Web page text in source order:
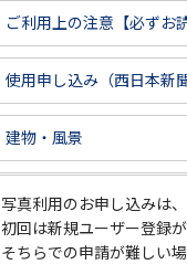
ご利用上の注意【必ずお
使用申し込み（西日本新
建物・風景
写真利用のお申し込みは
初回は新規ユーザー登録が
そちらでの申請が難しい